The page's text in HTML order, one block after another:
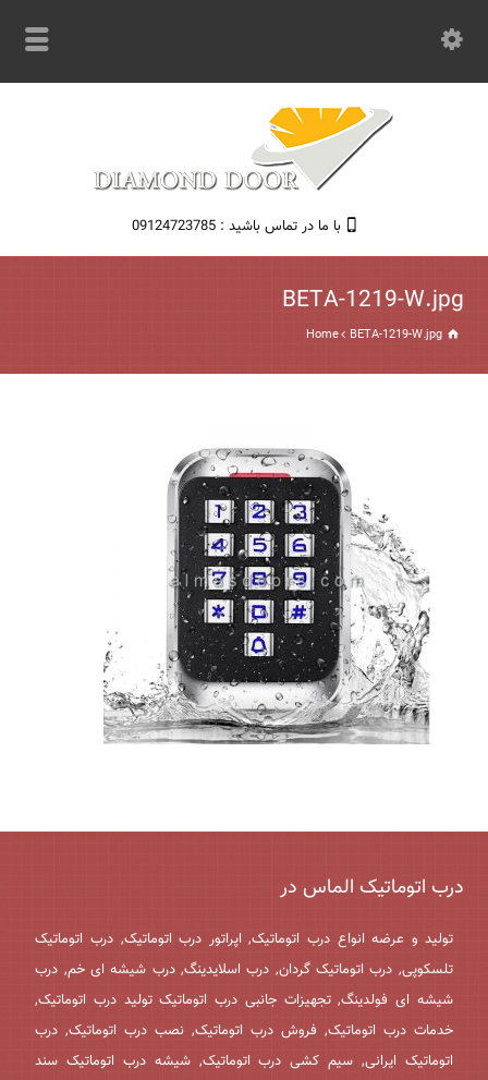
با ما در تماس باشید : 09124723785
BETA-1219-W.jpg
Home BETA-1219-W.jpg
درب اتوماتیک الماس در
تولید و عرضه انواع درب اتوماتیک, اپراتور درب اتوماتیک, درب اتوماتیک
تلسکوپی, درب اتوماتیک گردان, درب اسلایدینگ, درب شیشه ای خم, درب
شیشه ای فولدینگ, تجهیزات جانبی درب اتوماتیک تولید درب اتوماتیک,
خدمات درب اتوماتیک, فروش درب اتوماتیک, نصب درب اتوماتیک, درب
اتوماتیک ایرانی, سیم کشی درب اتوماتیک, شیشه درب اتوماتیک سند